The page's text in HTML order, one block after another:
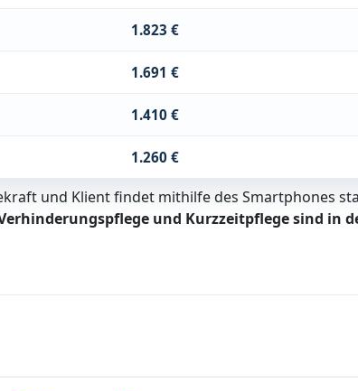
1.823 €
1.691 €
1.410 €
1.260 €
und Klient findet mithilfe des Smartphones
und Kurzzeitpflege sind in